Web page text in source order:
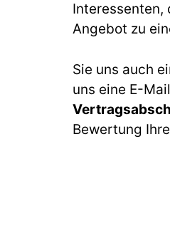
Interessenten,
Angebot zu
Sie uns auch
uns eine E-
Bewertung